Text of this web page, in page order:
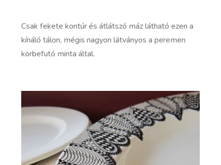
Csak fekete kontúr és átlátszó máz látható ezen a
kínáló tálon, mégis nagyon látványos a peremen
körbefutó minta által.